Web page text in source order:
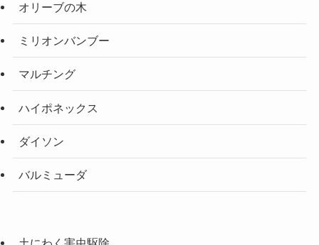
オリーブの木
ミリオンバンブー
マルチング
ハイポネックス
ダイソン
バルミューダ